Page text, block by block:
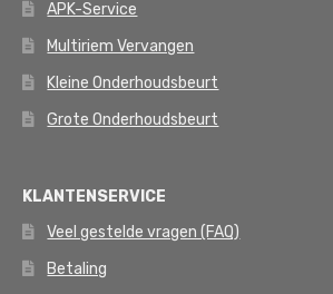
APK-Service
Multiriem Vervangen
Kleine Onderhoudsbeurt
Grote Onderhoudsbeurt
KLANTENSERVICE
Veel gestelde vragen (FAQ)
Betaling